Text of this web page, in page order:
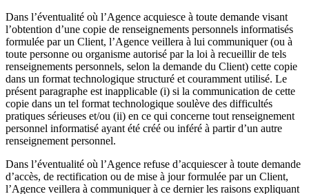
Dans l’éventualité où l’Agence acquiesce à toute demande visant
l’obtention d’une copie de renseignements personnels informatisés
formulée par un Client, l’Agence veillera à lui communiquer (ou à
toute personne ou organisme autorisé par la loi à recueillir de tels
renseignements personnels, selon la demande du Client) cette copie
dans un format technologique structuré et couramment utilisé. Le
présent paragraphe est inapplicable (i) si la communication de cette
copie dans un tel format technologique soulève des difficultés
pratiques sérieuses et/ou (ii) en ce qui concerne tout renseignement
personnel informatisé ayant été créé ou inféré à partir d’un autre
renseignement personnel.
Dans l’éventualité où l’Agence refuse d’acquiescer à toute demande
d’accès, de rectification ou de mise à jour formulée par un Client,
l’Agence veillera à communiquer à ce dernier les raisons expliquant